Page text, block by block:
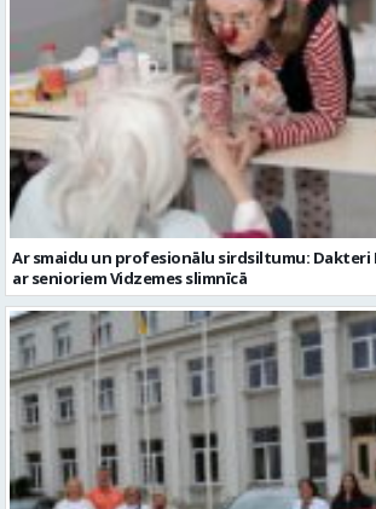
Ar smaidu un profesionālu sirdsiltumu: Dakteri
ar senioriem Vidzemes slimnīcā